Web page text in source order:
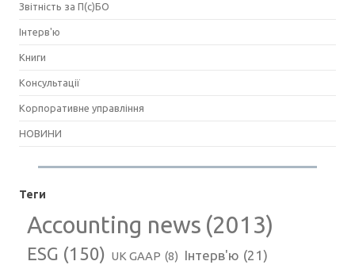
Звітність за П(с)БО
Інтерв'ю
Книги
Консультації
Корпоративне управління
НОВИНИ
Теги
Accounting news (2013)
ESG (150) UK GAAP (8) Інтерв'ю (21)